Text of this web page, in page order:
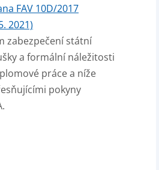
FAV 10D/2017
2021)
zabezpečení státní
a formální náležitosti
práce a níže
pokyny